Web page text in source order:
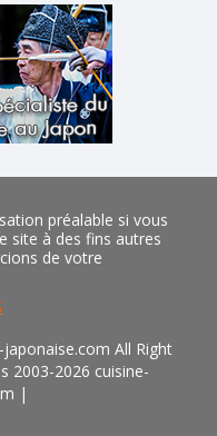
préalable si vous
site à des fins autres
de votre
All Right
2003-2026 cuisine-
|